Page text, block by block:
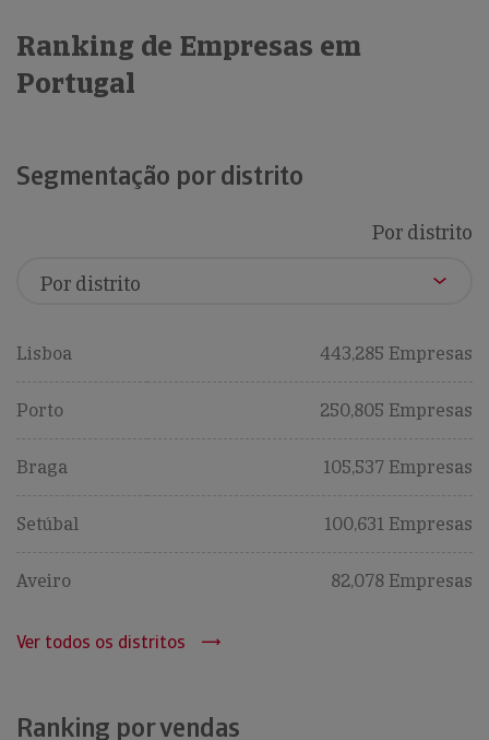
Ranking de Empresas em
Portugal
Segmentação por distrito
Por distrito
Lisboa 443,285 Empresas
Porto 250,805 Empresas
Braga 105,537 Empresas
Setúbal 100,631 Empresas
Aveiro 82,078 Empresas
Ver todos os distritos
Ranking por vendas